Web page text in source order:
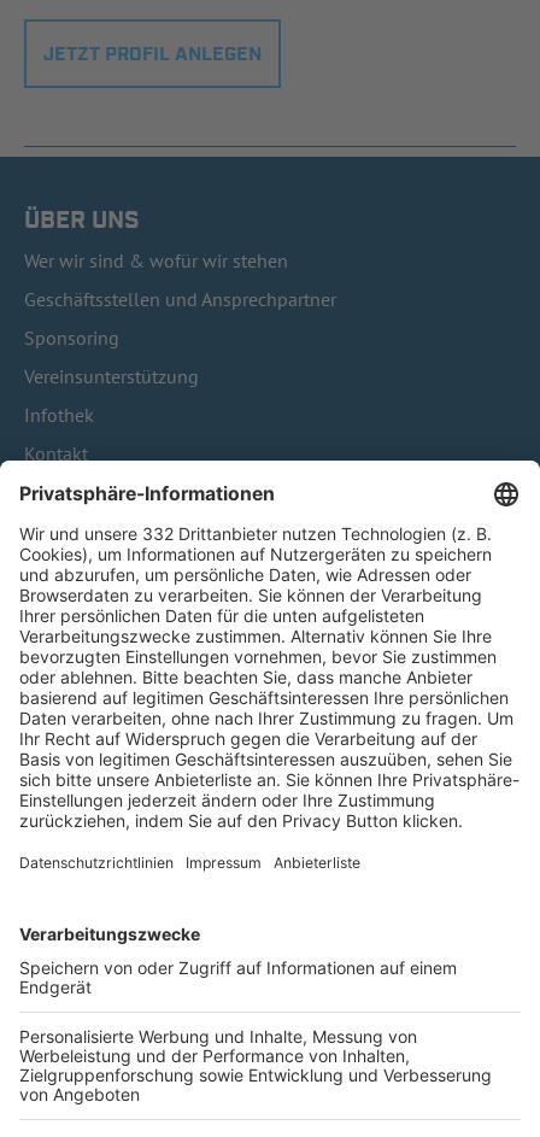
JETZT PROFIL ANLEGEN
ÜBER UNS
Wer wir sind & wofür wir stehen
Geschäftsstellen und Ansprechpartner
Sponsoring
Vereinsunterstützung
Infothek
Kontakt
HÄUFIG BESUCHTE SEITEN
Pässe und Vereinswechsel
Trainerausbildung
Schulungsangebot Vereinsmitarbeiter
BFV-Geschäftsstellen
Trainerbörse
Login SpielPlus
FOLGE DEM BFV
TOP-VEREINE
TOP-PARTNER